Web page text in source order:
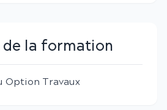
la formation
Option Travaux